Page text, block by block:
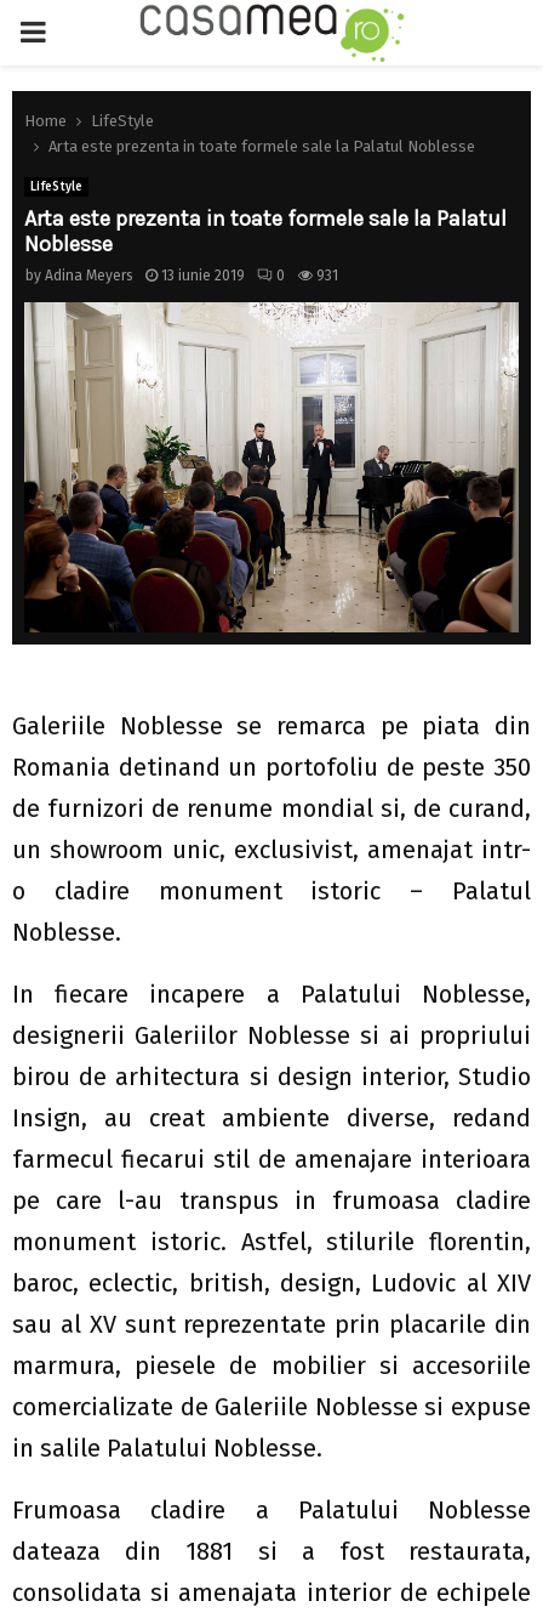
PRIMARY
MENU
Home
LifeStyle
Arta este prezenta in toate formele sale la Palatul Noblesse
LifeStyle
Arta este prezenta in toate formele sale la Palatul
Noblesse
by Adina Meyers 13 iunie 2019 0 931
Galeriile Noblesse se remarca pe piata din
Romania detinand un portofoliu de peste 350
de furnizori de renume mondial si, de curand,
un showroom unic, exclusivist, amenajat intr-
o cladire monument istoric – Palatul
Noblesse.
In fiecare incapere a Palatului Noblesse,
designerii Galeriilor Noblesse si ai propriului
birou de arhitectura si design interior, Studio
Insign, au creat ambiente diverse, redand
farmecul fiecarui stil de amenajare interioara
pe care l-au transpus in frumoasa cladire
monument istoric. Astfel, stilurile florentin,
baroc, eclectic, british, design, Ludovic al XIV
sau al XV sunt reprezentate prin placarile din
marmura, piesele de mobilier si accesoriile
comercializate de Galeriile Noblesse si expuse
in salile Palatului Noblesse.
Frumoasa cladire a Palatului Noblesse
dateaza din 1881 si a fost restaurata,
consolidata si amenajata interior de echipele